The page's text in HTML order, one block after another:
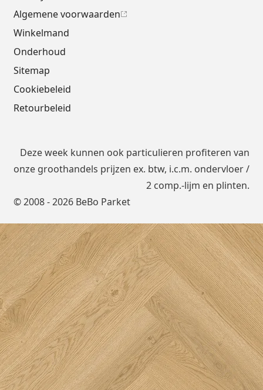
Algemene voorwaarden
Winkelmand
Onderhoud
Sitemap
Cookiebeleid
Retourbeleid
© 2008 - 2026 BeBo Parket
Deze week kunnen ook particulieren profiteren van
onze groothandels prijzen ex. btw, i.c.m. ondervloer/
2 comp.-lijm en plinten.